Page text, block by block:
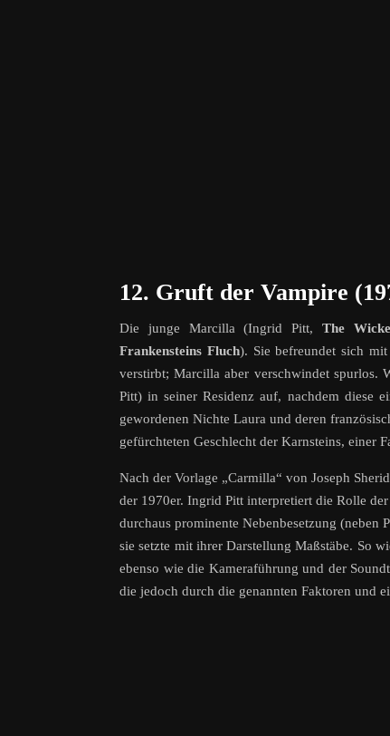
12. Gruft der Vampire
Die junge Marcilla (Ingrid Pitt, The
Frankensteins Fluch). Sie befreundet sich
verstirbt; Marcilla aber verschwindet spurlos.
Pitt) in seiner Residenz auf, nachdem diese
gewordenen Nichte Laura und deren
gefürchteten Geschlecht der Karnsteins, einer
Nach der Vorlage „Carmilla“ von Joseph
der 1970er. Ingrid Pitt interpretiert die Rolle
durchaus prominente Nebenbesetzung (neben
sie setzte mit ihrer Darstellung Maßstäbe. So
ebenso wie die Kameraführung und der
die jedoch durch die genannten Faktoren und